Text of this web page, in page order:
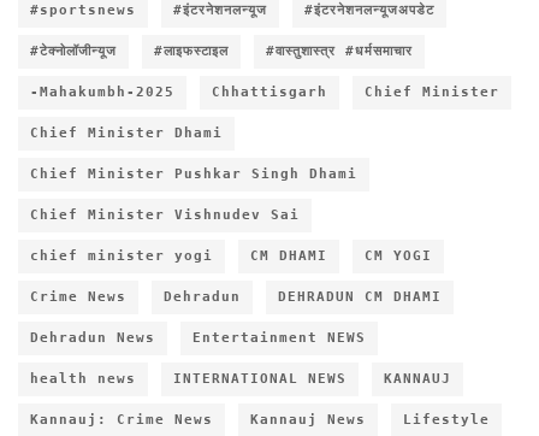
#sportsnews #इंटरनेशनलन्यूज #इंटरनेशनलन्यूजअपडेट
#टेक्नोलॉजीन्यूज #लाइफस्टाइल #वास्तुशास्त्र #धर्मसमाचार
-Mahakumbh-2025 Chhattisgarh Chief Minister
Chief Minister Dhami
Chief Minister Pushkar Singh Dhami
Chief Minister Vishnudev Sai
chief minister yogi CM DHAMI CM YOGI
Crime News Dehradun DEHRADUN CM DHAMI
Dehradun News Entertainment NEWS
health news INTERNATIONAL NEWS KANNAUJ
Kannauj: Crime News Kannauj News Lifestyle